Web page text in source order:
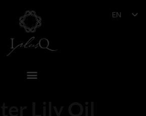
EN